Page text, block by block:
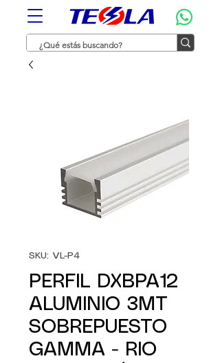
SKU: VL-P4
PERFIL DXBPA12
ALUMINIO 3MT
SOBREPUESTO
GAMMA - RIO